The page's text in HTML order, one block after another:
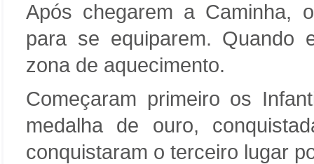
Após chegarem a Caminha,
para se equiparem. Quando
zona de aquecimento.
Começaram primeiro os
medalha de ouro,
conquistaram o terceiro lugar